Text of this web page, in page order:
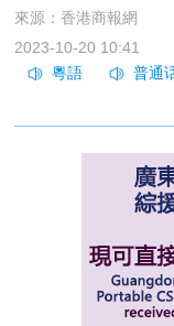
來源：香港商報網
2023-10-20 10:41